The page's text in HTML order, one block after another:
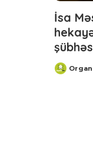
İsa
Posted